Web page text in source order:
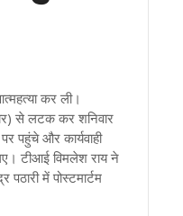
कर ली।
से लटक कर शनिवार
पहुंचे और कार्यवाही
टीआई विमलेश राय ने
में पोस्टमार्टम